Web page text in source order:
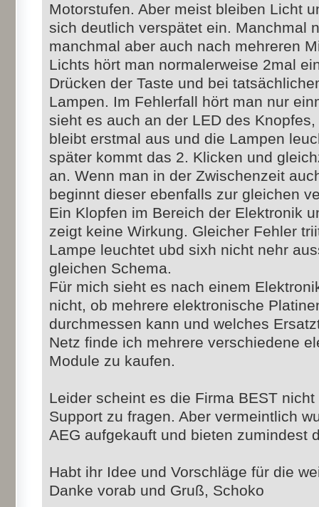
Motorstufen. Aber meist bleiben Licht
sich deutlich verspätet ein. Manchmal
manchmal aber auch nach mehreren
Lichts hört man normalerweise 2mal
Drücken der Taste und bei
Lampen. Im Fehlerfall hört man nur
sieht es auch an der LED des
bleibt erstmal aus und die Lampen
später kommt das 2. Klicken und
an. Wenn man in der Zwischenzeit
beginnt dieser ebenfalls zur gleichen
Ein Klopfen im Bereich der Elektronik
zeigt keine Wirkung. Gleicher Fehler
Lampe leuchtet ubd sixh nicht nehr
gleichen Schema.
Für mich sieht es nach einem
nicht, ob mehrere elektronische
durchmessen kann und welches
Netz finde ich mehrere verschiedene
Module zu kaufen.
Leider scheint es die Firma BEST
Support zu fragen. Aber vermeintlich
AEG aufgekauft und bieten zumindest
Habt ihr Idee und Vorschläge für die
Danke vorab und Gruß, Schoko